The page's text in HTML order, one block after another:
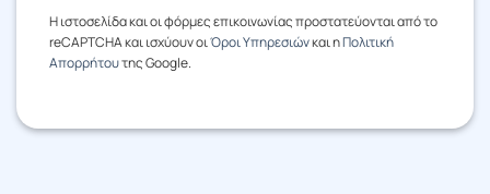
Η ιστοσελίδα και οι φόρμες επικοινωνίας προστατεύονται από το
reCAPTCHA και ισχύουν οιΌροι Υπηρεσιώνκαι ηΠολιτική
Απορρήτουτης Google.